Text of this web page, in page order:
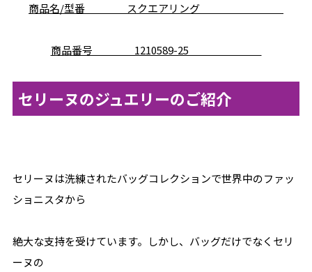
商品名/型番 スクエアリング
商品番号 1210589-25
セリーヌのジュエリーのご紹介
セリーヌは洗練されたバッグコレクションで世界中のファッ
ショニスタから
絶大な支持を受けています。しかし、バッグだけでなくセリ
ーヌの